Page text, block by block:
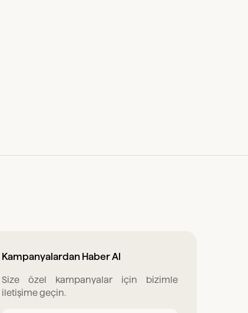
Kampanyalardan Haber Al
Size özel kampanyalar için bizimle
iletişime geçin.